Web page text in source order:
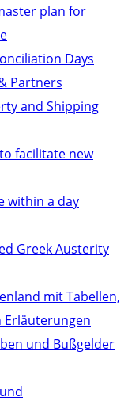
plan for
Days
Partners
and Shipping
facilitate new
within a day
Greek Austerity
mit Tabellen,
Erläuterungen
und Bußgelder